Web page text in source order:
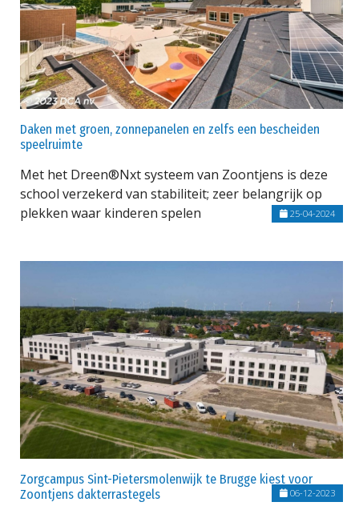
Daken met groen, zonnepanelen en zelfs een bescheiden
speelruimte
Met het Dreen®Nxt systeem van Zoontjens is deze
school verzekerd van stabiliteit; zeer belangrijk op
plekken waar kinderen spelen
25-04-2024
Zorgcampus Sint-Pietersmolenwijk te Brugge kiest voor
Zoontjens dakterrastegels
06-12-2023